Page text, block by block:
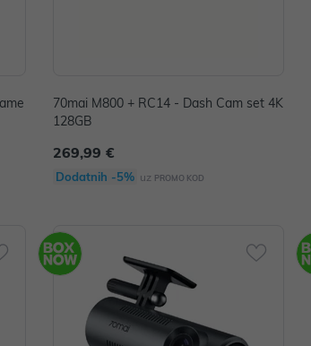
70mai M800 + RC14 - Dash Cam set 4K
128GB
269,99 €
Dodatnih -5% uz PROMO KOD